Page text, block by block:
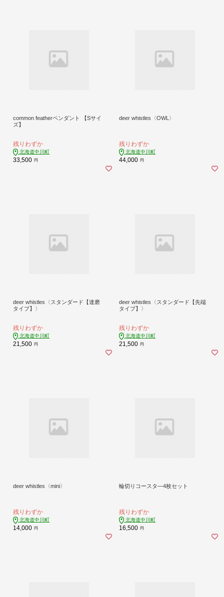
common featherペンダント 【Sサイ
ズ】
残りわずか
北海道中川町
33,500 円
deer whistles〈OWL〉
残りわずか
北海道中川町
44,000 円
deer whistles〈スタンダード【達磨
タイプ】〉
残りわずか
北海道中川町
21,500 円
deer whistles〈スタンダード【先端
タイプ】〉
残りわずか
北海道中川町
21,500 円
deer whistles〈mini〉
残りわずか
北海道中川町
14,000 円
輪切りコースタ―4枚セット
残りわずか
北海道中川町
16,500 円